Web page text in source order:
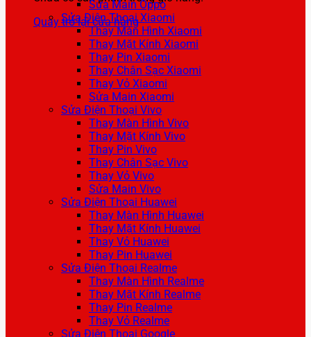
Quay trở lại cửa hàng
Sửa Main Oppo
Sửa Điện Thoại Xiaomi
Thay Màn Hình Xiaomi
Thay Mặt Kính Xiaomi
Thay Pin Xiaomi
Thay Chân Sạc Xiaomi
Thay Vỏ Xiaomi
Sửa Main Xiaomi
Sửa Điện Thoại Vivo
Thay Màn Hình Vivo
Thay Mặt Kính Vivo
Thay Pin Vivo
Thay Chân Sạc Vivo
Thay Vỏ Vivo
Sửa Main Vivo
Sửa Điện Thoại Huawei
Thay Màn Hình Huawei
Thay Mặt Kính Huawei
Thay Vỏ Huawei
Thay Pin Huawei
Sửa Điện Thoại Realme
Thay Màn Hình Realme
Thay Mặt Kính Realme
Thay Pin Realme
Thay Vỏ Realme
Sửa Điện Thoại Google